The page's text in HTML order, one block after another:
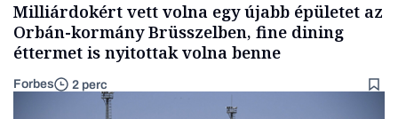
Milliárdokért vett volna egy újabb épületet az
Orbán-kormány Brüsszelben, fine dining
éttermet is nyitottak volna benne
Forbes 2 perc